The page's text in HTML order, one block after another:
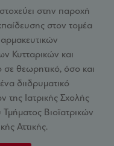
στην παροχή
στον τομέα
Κυτταρικών και
σε θεωρητικό, όσο και
διιδρυματικό
Ιατρικής Σχολής
Βιοϊατρικών
Αττικής.